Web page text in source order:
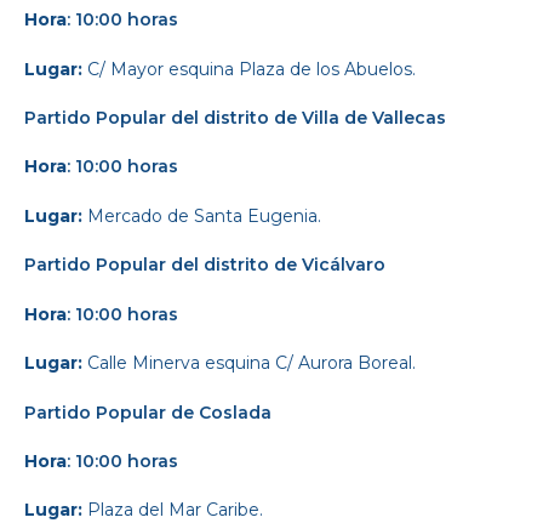
Hora: 10:00 horas
Lugar: C/ Mayor esquina Plaza de los Abuelos.
Partido Popular del distrito de Villa de Vallecas
Hora: 10:00 horas
Lugar: Mercado de Santa Eugenia.
Partido Popular del distrito de Vicálvaro
Hora: 10:00 horas
Lugar: Calle Minerva esquina C/ Aurora Boreal.
Partido Popular de Coslada
Hora: 10:00 horas
Lugar: Plaza del Mar Caribe.